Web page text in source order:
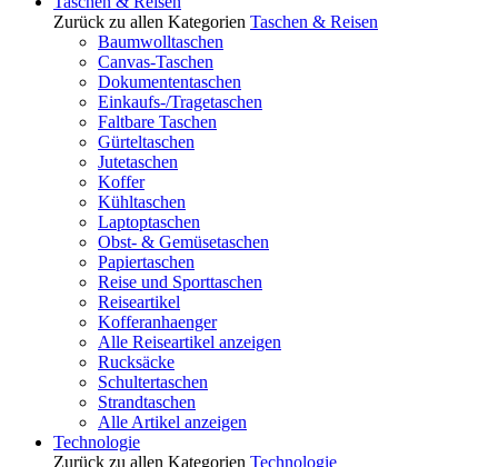
Zurück zu allen Kategorien Taschen & Reisen
Baumwolltaschen
Canvas-Taschen
Dokumententaschen
Einkaufs-/Tragetaschen
Faltbare Taschen
Gürteltaschen
Jutetaschen
Koffer
Kühltaschen
Laptoptaschen
Obst- & Gemüsetaschen
Papiertaschen
Reise und Sporttaschen
Reiseartikel
Kofferanhaenger
Alle Reiseartikel anzeigen
Rucksäcke
Schultertaschen
Strandtaschen
Alle Artikel anzeigen
Technologie
Zurück zu allen Kategorien Technologie